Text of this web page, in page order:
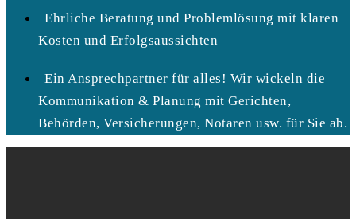
Ehrliche Beratung und Problemlösung mit klaren
Kosten und Erfolgsaussichten
Ein Ansprechpartner für alles! Wir wickeln die
Kommunikation & Planung mit Gerichten,
Behörden, Versicherungen, Notaren usw. für Sie ab.